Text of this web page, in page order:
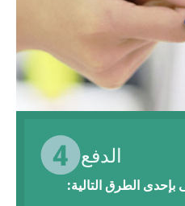
الدفع
الطرق التالية: